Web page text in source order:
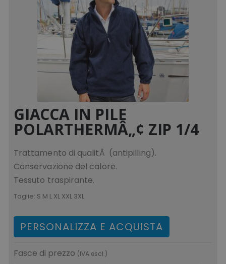
GIACCA IN PILE
POLARTHERMÂ„¢ ZIP 1/4
Trattamento di qualitÃ (antipilling).
Conservazione del calore.
Tessuto traspirante.
Taglie: S M L XL XXL 3XL
PERSONALIZZA E ACQUISTA
Fasce di prezzo (IVA escl.)